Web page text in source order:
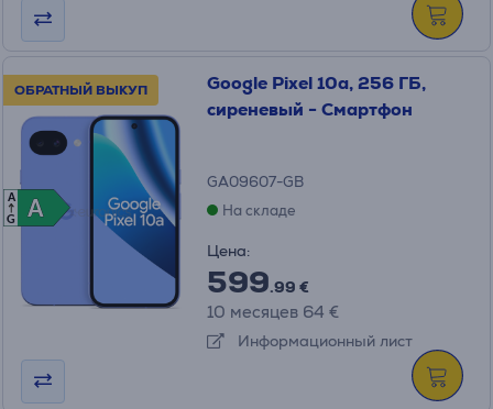
ОБРАТНЫЙ ВЫКУП
A
A
A
G
Google Pixel 10a, 256 ГБ,
сиреневый - Смартфон
GA09607-GB
На складе
Цена:
599.99 €
10 месяцев 64 €
Информационный лист